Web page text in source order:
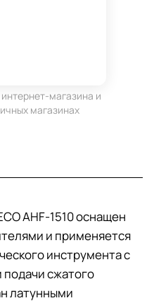
магазина и
магазинах
AHF-1510 оснащен
и применяется
инструмента с
сжатого
латунными